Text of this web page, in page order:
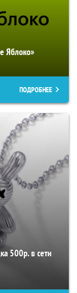
Яблоко»
ПОДРОБНЕЕ
500р. в сети